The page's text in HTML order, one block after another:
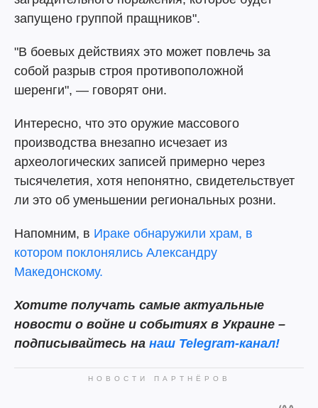
запущено группой пращников".
"В боевых действиях это может повлечь за
собой разрыв строя противоположной
шеренги", — говорят они.
Интересно, что это оружие массового
производства внезапно исчезает из
археологических записей примерно через
тысячелетия, хотя непонятно, свидетельствует
ли это об уменьшении региональных розни.
Напомним, в Ираке обнаружили храм, в
котором поклонялись Александру
Македонскому.
Хотите получать самые актуальные
новости о войне и событиях в Украине –
подписывайтесь на наш Telegram-канал!